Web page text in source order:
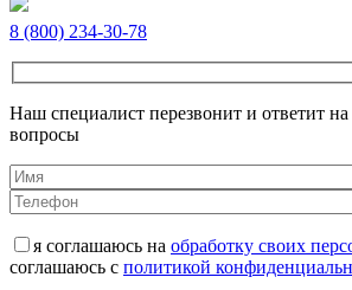
8 (800) 234-30-78
Наш специалист перезвонит и ответит на
вопросы
я соглашаюсь на обработку своих
соглашаюсь с политикой